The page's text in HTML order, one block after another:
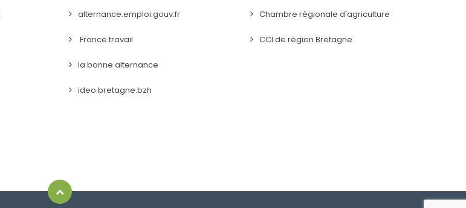
alternance.emploi.gouv.fr
France travail
la bonne alternance
ideo.bretagne.bzh
Chambre régionale d'agriculture
CCI de région Bretagne